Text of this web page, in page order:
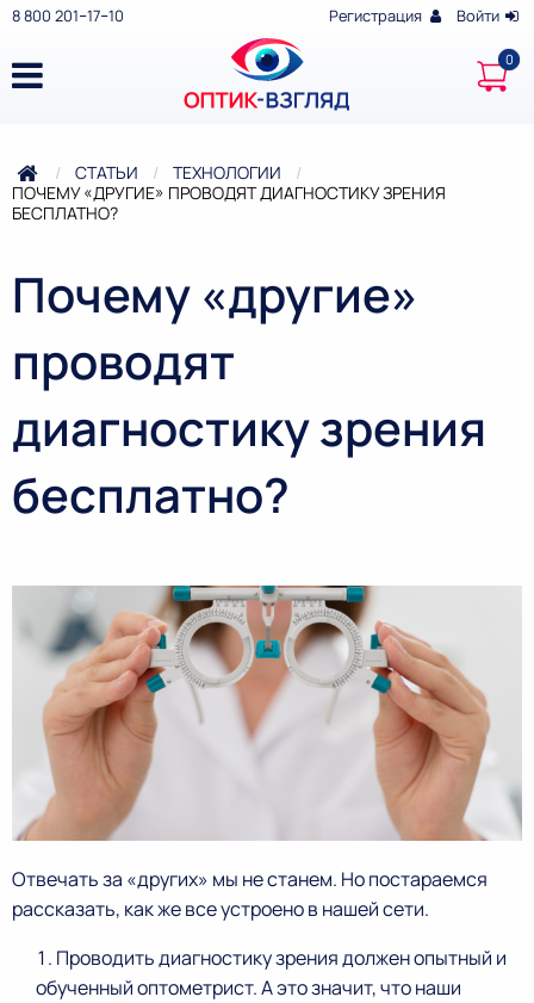
8 800 201‒17‒10 Регистрация Войти
СТАТЬИ
ТЕХНОЛОГИИ
ТЕКУЩАЯ:
ПОЧЕМУ «ДРУГИЕ» ПРОВОДЯТ ДИАГНОСТИКУ ЗРЕНИЯ
БЕСПЛАТНО?
Почему «другие»
проводят
диагностику зрения
бесплатно?
Отвечать за «других» мы не станем. Но постараемся
рассказать, как же все устроено в нашей сети.
Проводить диагностику зрения должен опытный и
обученный оптометрист. А это значит, что наши